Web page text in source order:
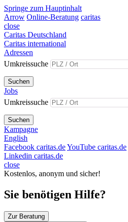
Springe zum Hauptinhalt
Arrow Online-Beratung caritas
close
Caritas Deutschland
Caritas international
Adressen
Umkreissuche
Suchen
Jobs
Umkreissuche
Suchen
Kampagne
English
Facebook caritas.deYouTube caritas.de
Linkedin caritas.de
close
Kostenlos, anonym und sicher!
Sie benötigen Hilfe?
Zur Beratung